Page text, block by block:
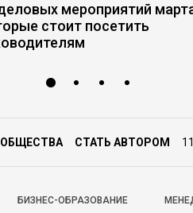
мероприятий
стоит посетить
СТАТЬ АВТОРОМ
БИЗНЕС-ОБРАЗОВАНИЕ